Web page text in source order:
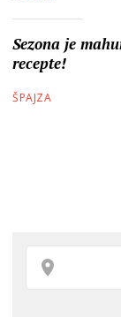
Sezona je
recepte!
ŠPAJZA